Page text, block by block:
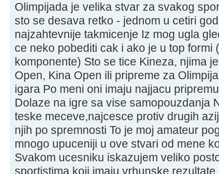
Olimpijada je velika stvar za svakog
sto se desava retko - jednom u cetiri
najzahtevnije takmicenje Iz mog ugla
ce neko pobediti cak i ako je u top formi
komponente) Sto se tice Kineza, njima
Open, Kina Open ili pripreme za
igara Po meni oni imaju najjacu
Dolaze na igre sa vise samopouzdanja
teske meceve,najcesce protiv drugih
njih po spremnosti To je moj amateur
mnogo upuceniji u ove stvari od mene
Svakom ucesniku iskazujem veliko
sportistima koji imaju vrhunske